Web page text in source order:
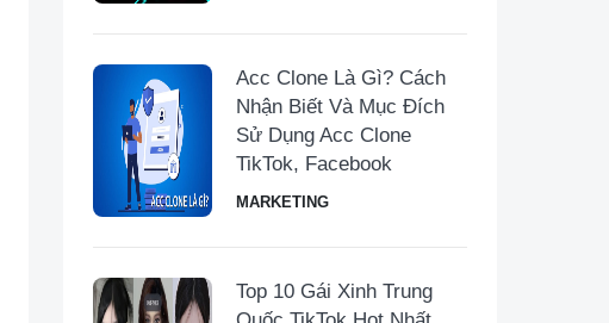
Acc Clone Là Gì? Cách
Nhận Biết Và Mục Đích
Sử Dụng Acc Clone
TikTok, Facebook
MARKETING
Top 10 Gái Xinh Trung